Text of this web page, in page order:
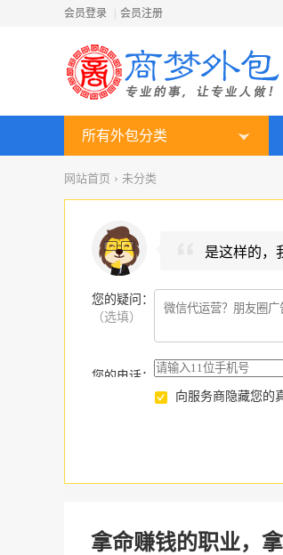
会员登录 会员注册
所有外包分类
网站首页 › 未分类
是这样的，
您的疑问
（选填）
：
您的电话：
向服务商隐藏您的
拿命赚钱的职业，